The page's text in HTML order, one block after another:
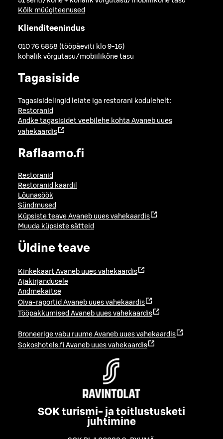
Kõik müügiteenused
Klienditeenindus
010 76 5858 (tööpäeviti klo 9-16)
kohalik võrgutasu/mobiilikõne tasu
Tagasiside
Tagasisidelingid leiate iga restorani kodulehelt:
Restoranid
Andke tagasisidet veebilehe kohta Avaneb uues
vahekaardis
Raflaamo.fi
Restoranid
Restoranid kaardil
Lõunasöök
Sündmused
Küpsiste teave Avaneb uues vahekaardis
Muuda küpsiste sätteid
Üldine teave
Kinkekaart Avaneb uues vahekaardis
Ajakirjandusele
Andmekaitse
Oiva-raportid Avaneb uues vahekaardis
Tööpakkumised Avaneb uues vahekaardis
Broneerige vabu ruume Avaneb uues vahekaardis
Sokoshotels.fi Avaneb uues vahekaardis
SOK turismi- ja toitlustusketi
juhtimine